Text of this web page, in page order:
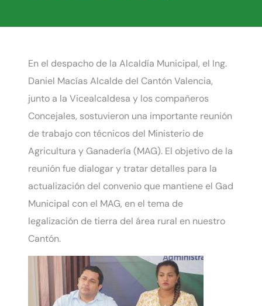
En el despacho de la Alcaldía Municipal, el Ing.
Daniel Macías Alcalde del Cantón Valencia,
junto a la Vicealcaldesa y los compañeros
Concejales, sostuvieron una importante reunión
de trabajo con técnicos del Ministerio de
Agricultura y Ganadería (MAG). El objetivo de la
reunión fue dialogar y tratar detalles para la
actualización del convenio que mantiene el Gad
Municipal con el MAG, en el tema de
legalización de tierra del área rural en nuestro
Cantón.